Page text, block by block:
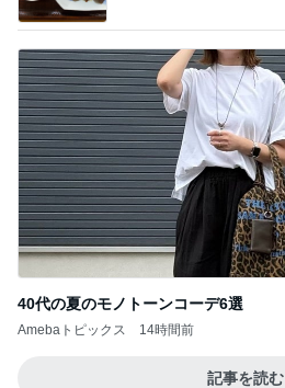
40代の夏のモノトーンコーデ6選
Amebaトピックス 14時間前
記事を読む